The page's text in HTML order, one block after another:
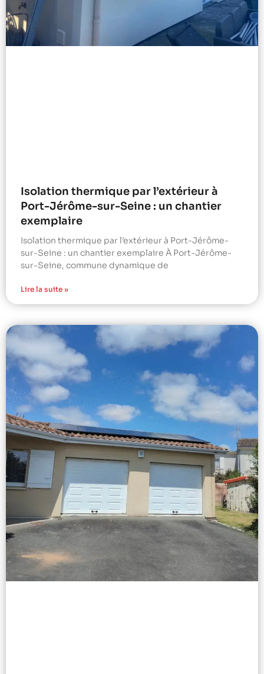
Isolation thermique par l’extérieur à
Port-Jérôme-sur-Seine : un chantier
exemplaire
Isolation thermique par l’extérieur à Port-Jérôme-
sur-Seine : un chantier exemplaire À Port-Jérôme-
sur-Seine, commune dynamique de
Lire la suite »